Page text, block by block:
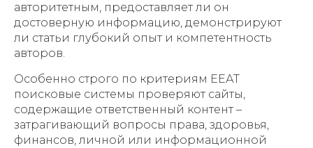
авторитетным, предоставляет ли он
достоверную информацию, демонстрируют
ли статьи глубокий опыт и компетентность
авторов.
Особенно строго по критериям ЕЕАТ
поисковые системы проверяют сайты,
содержащие ответственный контент –
затрагивающий вопросы права, здоровья,
финансов, личной или информационной